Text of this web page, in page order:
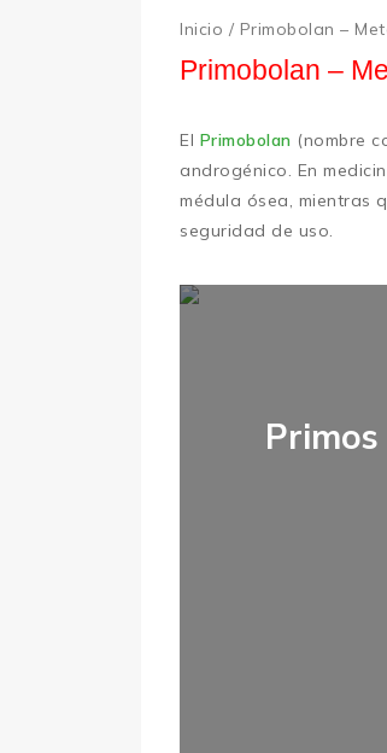
Inicio / Primobolan –
Primobolan –
El Primobolan (nombre
androgénico. En
médula ósea, mientras
seguridad de uso.